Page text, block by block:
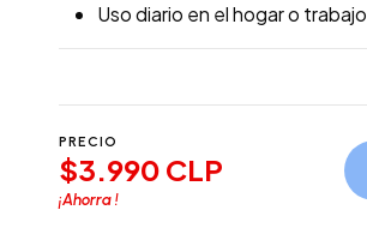
Uso diario en el hogar o trabajo
PRECIO
$3.990 CLP
¡Ahorra!